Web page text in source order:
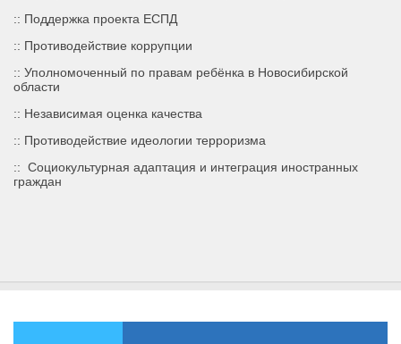
:: Поддержка проекта ЕСПД
:: Противодействие коррупции
:: Уполномоченный по правам ребёнка в Новосибирской
области
:: Независимая оценка качества
:: Противодействие идеологии терроризма
:: Социокультурная адаптация и интеграция иностранных
граждан